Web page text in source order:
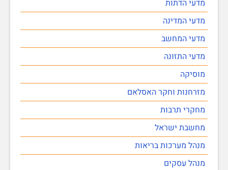
מדעי הדתות
מדעי המדינה
מדעי המחשב
מדעי התזונה
מוסיקה
מזרחנות וחקר האסלאם
מחקרי תרבות
מחשבת ישראל
מנהל מערכות בריאות
מנהל עסקים